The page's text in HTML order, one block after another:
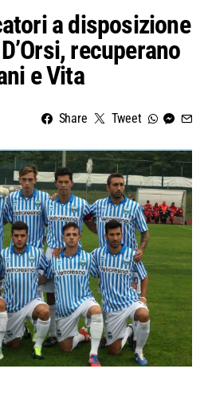
a disposizione
recuperano
e Vita
Share Tweet